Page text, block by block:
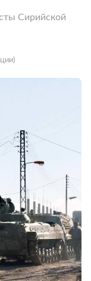
Сирийской